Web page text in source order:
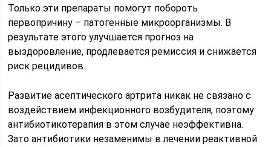
Только эти препараты помогут побороть
первопричину – патогенные микроорганизмы. В
результате этого улучшается прогноз на
выздоровление, продлевается ремиссия и снижается
риск рецидивов.
Развитие асептического артрита никак не связано с
воздействием инфекционного возбудителя, поэтому
антибиотикотерапия в этом случае неэффективна.
Зато антибиотики незаменимы в лечении реактивной